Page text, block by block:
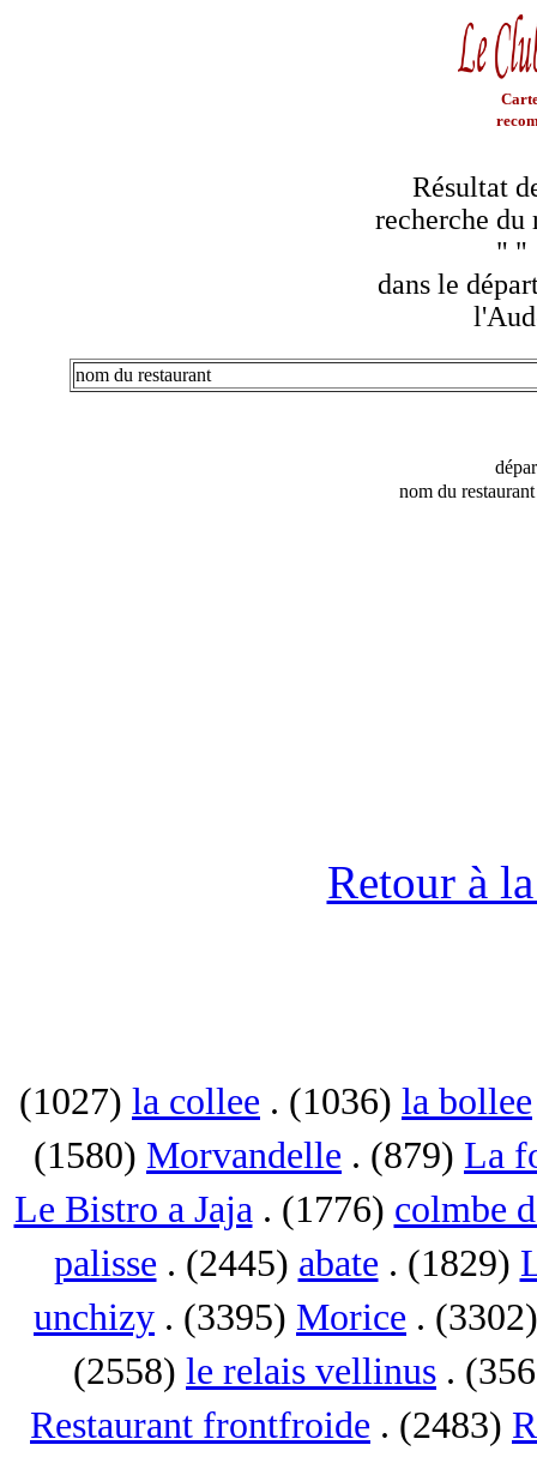
Résultat
recherche du
" "
dans le
nom du restaurant
nom du
Retour à
(1027) la collee . (1036) la bollee
(1580) Morvandelle . (879) La
Le Bistro a Jaja. (1776) colmbe
palisse . (2445) abate . (1829)
unchizy . (3395) Morice .
(2558) le relais vellinus .
Restaurant frontfroide . (2483)